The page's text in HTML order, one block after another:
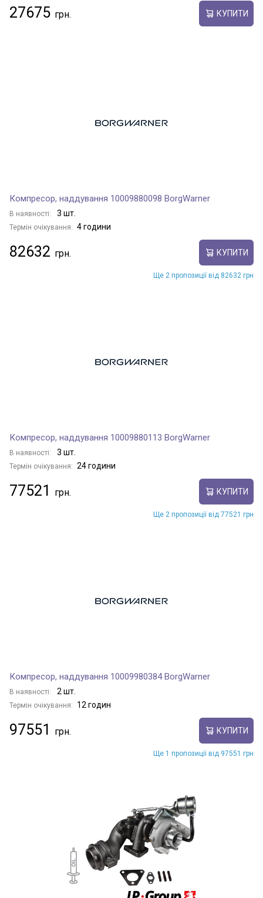
27675 КУПИТИ
Компресор, наддування 10009880098 BorgWarner
В наявності: 3 шт.
Термін очікування: 4 години
82632 КУПИТИ
Ще 2 пропозиції від 82632 грн
Компресор, наддування 10009880113 BorgWarner
В наявності: 3 шт.
Термін очікування: 24 години
77521 КУПИТИ
Ще 2 пропозиції від 77521 грн
Компресор, наддування 10009980384 BorgWarner
В наявності: 2 шт.
Термін очікування: 12 годин
97551 КУПИТИ
Ще 1 пропозиції від 97551 грн